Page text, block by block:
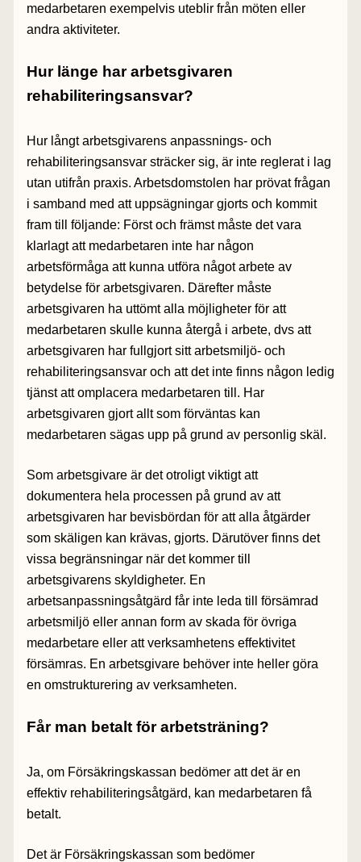
medarbetaren exempelvis uteblir från möten eller
andra aktiviteter.
Hur länge har arbetsgivaren
rehabiliteringsansvar?
Hur långt arbetsgivarens anpassnings- och
rehabiliteringsansvar sträcker sig, är inte reglerat i lag
utan utifrån praxis. Arbetsdomstolen har prövat frågan
i samband med att uppsägningar gjorts och kommit
fram till följande: Först och främst måste det vara
klarlagt att medarbetaren inte har någon
arbetsförmåga att kunna utföra något arbete av
betydelse för arbetsgivaren. Därefter måste
arbetsgivaren ha uttömt alla möjligheter för att
medarbetaren skulle kunna återgå i arbete, dvs att
arbetsgivaren har fullgjort sitt arbetsmiljö- och
rehabiliteringsansvar och att det inte finns någon ledig
tjänst att omplacera medarbetaren till. Har
arbetsgivaren gjort allt som förväntas kan
medarbetaren sägas upp på grund av personlig skäl.
Som arbetsgivare är det otroligt viktigt att
dokumentera hela processen på grund av att
arbetsgivaren har bevisbördan för att alla åtgärder
som skäligen kan krävas, gjorts. Därutöver finns det
vissa begränsningar när det kommer till
arbetsgivarens skyldigheter. En
arbetsanpassningsåtgärd får inte leda till försämrad
arbetsmiljö eller annan form av skada för övriga
medarbetare eller att verksamhetens effektivitet
försämras. En arbetsgivare behöver inte heller göra
en omstrukturering av verksamheten.
Får man betalt för arbetsträning?
Ja, om Försäkringskassan bedömer att det är en
effektiv rehabiliteringsåtgärd, kan medarbetaren få
betalt.
Det är Försäkringskassan som bedömer